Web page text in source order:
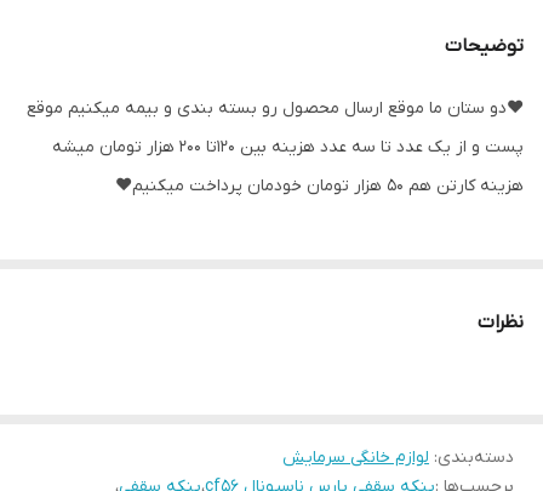
توضیحات
❤️دو ستان ما موقع ارسال محصول رو بسته بندی و بیمه میکنیم موقع
پست و از یک عدد تا سه عدد هزینه بین 120تا 200 هزار تومان میشه
هزینه کارتن هم 50 هزار تومان خودمان پرداخت میکنیم❤️
نظرات
دسته‌بندی: لوازم خانگی سرمایش